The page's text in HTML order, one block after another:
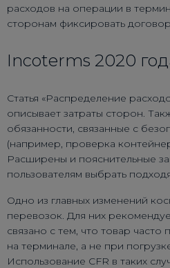
расходов на операции в
сторонам фиксировать
Incoterms 2020
Статья «Распределение
описывает затраты сторон.
обязанности, связанные с
(например, проверка
Расширены и пояснительные
пользователям выбрать
Одно из главных изменений
перевозок. Для них
связано с тем, что товар часто
на терминале, а не при
Использование CFR в таких